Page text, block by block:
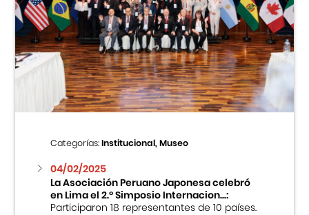
Categorías:Institucional, Museo
04/02/2025
La Asociación Peruano Japonesa celebró
en Lima el 2.º Simposio Internacion...:
Participaron 18 representantes de 10 países.